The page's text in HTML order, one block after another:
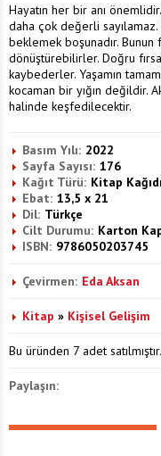
Hayatın her bir anı
daha çok değerli
beklemek boşunadır.
dönüştürebilirler. Doğru
kaybederler. Yaşamın
kocaman bir yığın değildir.
halinde keşfedilecektir.
Basım Yılı: 2022
Sayfa Sayısı: 176
Kağıt Türü: Kitap Kağıdı
Ebat: 13,5 x 21
Dil: Türkçe
Cilt Durumu: Karton
ISBN: 9786050203745
Çevirmen: Eda Aksan
Kitap » Kişisel Gelişim
Bu üründen 7 adet satılmıştır.
Paylaşın: